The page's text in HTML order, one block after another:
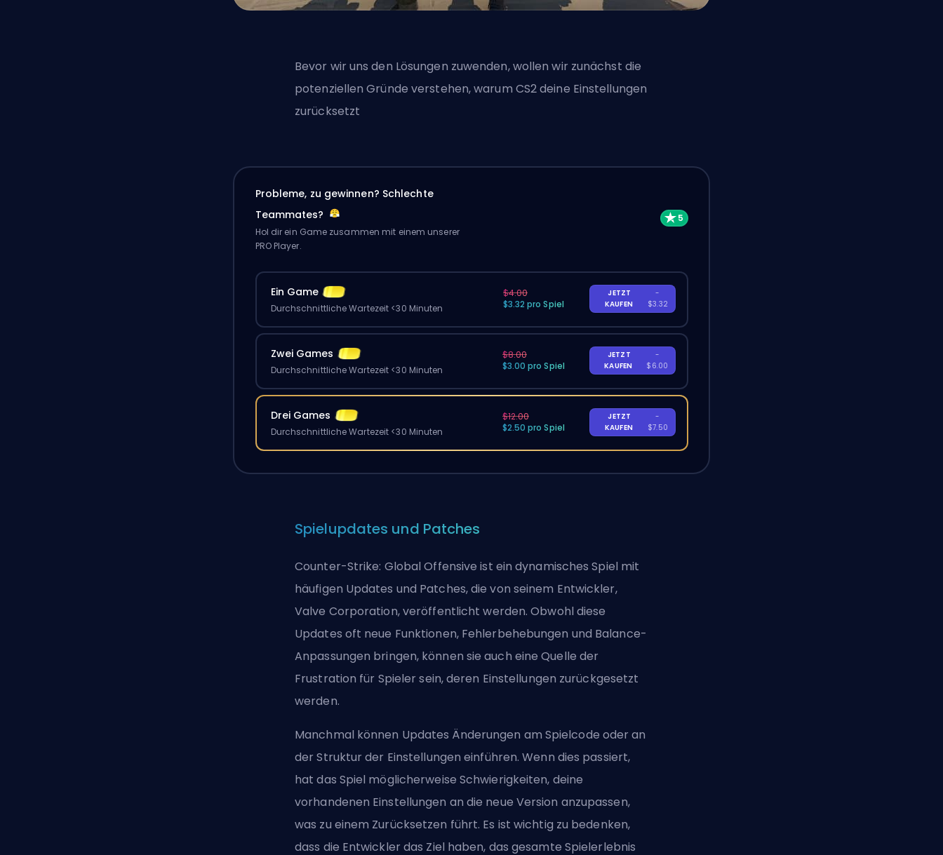
Bevor wir uns den Lösungen zuwenden, wollen wir zunächst die
potenziellen Gründe verstehen, warum CS2 deine Einstellungen
zurücksetzt
Probleme, zu gewinnen? Schlechte
Teammates?
Hol dir ein Game zusammen mit einem unserer
PRO Player.
Ein Game
Durchschnittliche Wartezeit <30 Minuten
$4.00
$3.32 pro Spiel
JETZT
KAUFEN
-
$3.32
Zwei Games
Durchschnittliche Wartezeit <30 Minuten
$8.00
$3.00 pro Spiel
JETZT
KAUFEN
-
$6.00
Drei Games
Durchschnittliche Wartezeit <30 Minuten
$12.00
$2.50 pro Spiel
JETZT
KAUFEN
-
$7.50
Spielupdates und Patches
Counter-Strike: Global Offensive ist ein dynamisches Spiel mit
häufigen Updates und Patches, die von seinem Entwickler,
Valve Corporation, veröffentlicht werden. Obwohl diese
Updates oft neue Funktionen, Fehlerbehebungen und Balance-
Anpassungen bringen, können sie auch eine Quelle der
Frustration für Spieler sein, deren Einstellungen zurückgesetzt
werden.
Manchmal können Updates Änderungen am Spielcode oder an
der Struktur der Einstellungen einführen. Wenn dies passiert,
hat das Spiel möglicherweise Schwierigkeiten, deine
vorhandenen Einstellungen an die neue Version anzupassen,
was zu einem Zurücksetzen führt. Es ist wichtig zu bedenken,
dass die Entwickler das Ziel haben, das gesamte Spielerlebnis